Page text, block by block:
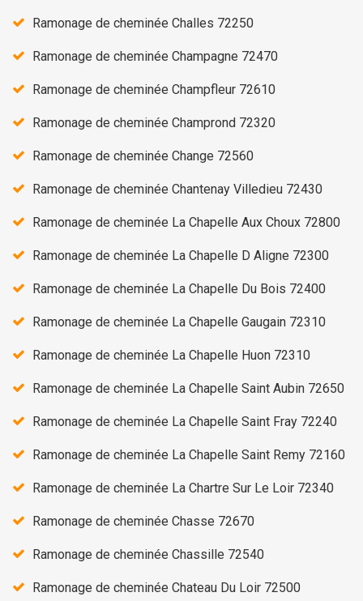
Ramonage de cheminée Challes 72250
Ramonage de cheminée Champagne 72470
Ramonage de cheminée Champfleur 72610
Ramonage de cheminée Champrond 72320
Ramonage de cheminée Change 72560
Ramonage de cheminée Chantenay Villedieu 72430
Ramonage de cheminée La Chapelle Aux Choux 72800
Ramonage de cheminée La Chapelle D Aligne 72300
Ramonage de cheminée La Chapelle Du Bois 72400
Ramonage de cheminée La Chapelle Gaugain 72310
Ramonage de cheminée La Chapelle Huon 72310
Ramonage de cheminée La Chapelle Saint Aubin 72650
Ramonage de cheminée La Chapelle Saint Fray 72240
Ramonage de cheminée La Chapelle Saint Remy 72160
Ramonage de cheminée La Chartre Sur Le Loir 72340
Ramonage de cheminée Chasse 72670
Ramonage de cheminée Chassille 72540
Ramonage de cheminée Chateau Du Loir 72500